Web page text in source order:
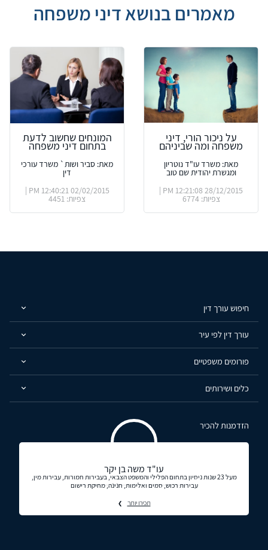
מאמרים בנושא דיני משפחה
על ניכור הורי, דיני
משפחה ומה שביניהם
מאת: משרד עו"ד נוטריון
ומגשרת יהודית שם טוב
28/12/2015 12:21:08 PM |
צפיות: 6774
המונחים שחשוב לדעת
בתחום דיני משפחה
מאת: סביר ושות` משרד עורכי
דין
02/02/2015 12:40:21 PM |
צפיות: 4451
חיפוש עורך דין
עורך דין לפי עיר
פורומים משפטיים
כלים ושירותים
הזדמנות להכיר
עו"ד משה בן יקר
מעל 23 שנות ניסיון בתחום הפלילי והמשפט הצבאי, בעבירות חמורות, עבירות מין,
עבירות רכוש, סמים ואלימות, חנינה, מחיקת רישום
תכירו יותר